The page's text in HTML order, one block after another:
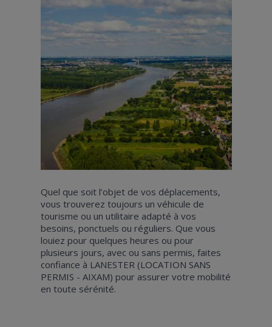
Quel que soit l’objet de vos déplacements,
vous trouverez toujours un véhicule de
tourisme ou un utilitaire adapté à vos
besoins, ponctuels ou réguliers. Que vous
louiez pour quelques heures ou pour
plusieurs jours, avec ou sans permis, faites
confiance à LANESTER (LOCATION SANS
PERMIS - AIXAM) pour assurer votre mobilité
en toute sérénité.